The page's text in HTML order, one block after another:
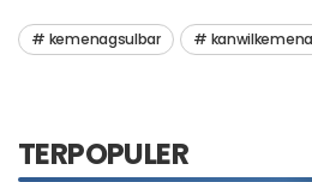
kemenagsulbar